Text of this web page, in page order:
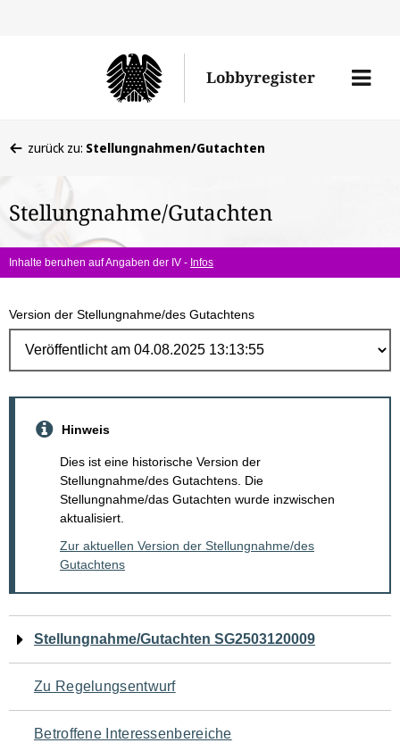
Lobbyregister
Menü
befinden
hier:
zurück zu: Stellungnahmen/Gutachten
Stellungnahme/Gutachten
Inhalte beruhen auf Angaben der IV - Infos
Version der Stellungnahme/des Gutachtens
Hinweis
Dies ist eine historische Version der
Stellungnahme/des Gutachtens. Die
Stellungnahme/das Gutachten wurde inzwischen
aktualisiert.
Zur aktuellen Version der Stellungnahme/des
Gutachtens
Navigation
für
den
Stellungnahme/Gutachten SG2503120009
Zu Regelungsentwurf
Betroffene Interessenbereiche